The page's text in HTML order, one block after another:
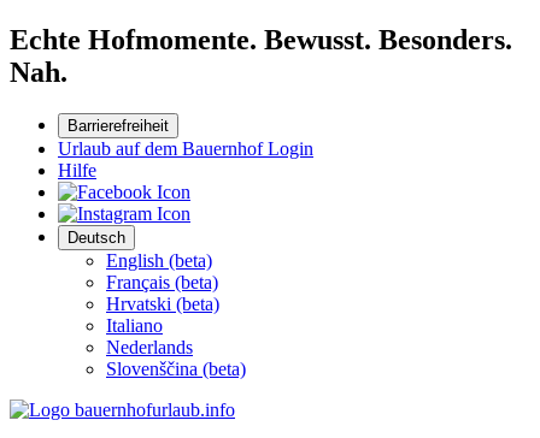
Echte Hofmomente. Bewusst. Besonders.
Nah.
Barrierefreiheit
Urlaub auf dem Bauernhof Login
Hilfe
Deutsch
English (beta)
Français (beta)
Hrvatski (beta)
Italiano
Nederlands
Slovenščina (beta)